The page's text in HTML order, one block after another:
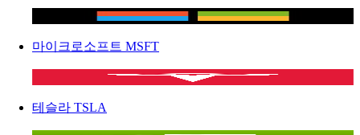
마이크로소프트 MSFT
테슬라 TSLA